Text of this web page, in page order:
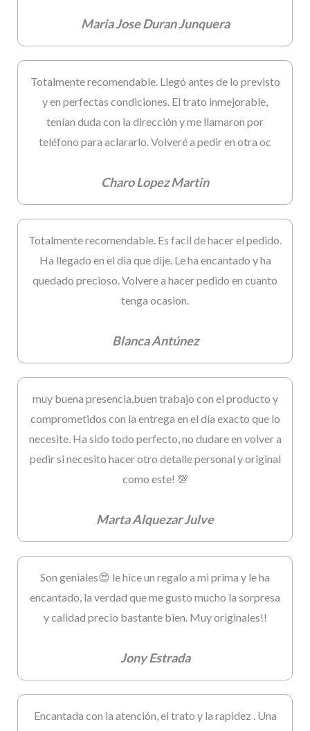
Maria Jose Duran Junquera
Totalmente recomendable. Llegó antes de lo previsto
y en perfectas condiciones. El trato inmejorable,
tenían duda con la dirección y me llamaron por
teléfono para aclararlo. Volveré a pedir en otra oc
Charo Lopez Martin
Totalmente recomendable. Es facil de hacer el pedido.
Ha llegado en el dia que dije. Le ha encantado y ha
quedado precioso. Volvere a hacer pedido en cuanto
tenga ocasion.
Blanca Antúnez
muy buena presencia,buen trabajo con el producto y
comprometidos con la entrega en el día exacto que lo
necesite. Ha sido todo perfecto, no dudare en volver a
pedir si necesito hacer otro detalle personal y original
como este! 💯
Marta Alquezar Julve
Son geniales😍 le hice un regalo a mi prima y le ha
encantado, la verdad que me gusto mucho la sorpresa
y calidad precio bastante bien. Muy originales!!
Jony Estrada
Encantada con la atención, el trato y la rapidez . Una